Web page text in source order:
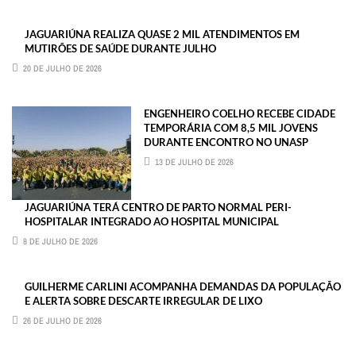
JAGUARIÚNA REALIZA QUASE 2 MIL ATENDIMENTOS EM
MUTIRÕES DE SAÚDE DURANTE JULHO
20 DE JULHO DE 2026
ENGENHEIRO COELHO RECEBE CIDADE
TEMPORÁRIA COM 8,5 MIL JOVENS
DURANTE ENCONTRO NO UNASP
13 DE JULHO DE 2026
JAGUARIÚNA TERÁ CENTRO DE PARTO NORMAL PERI-
HOSPITALAR INTEGRADO AO HOSPITAL MUNICIPAL
8 DE JULHO DE 2026
GUILHERME CARLINI ACOMPANHA DEMANDAS DA POPULAÇÃO
E ALERTA SOBRE DESCARTE IRREGULAR DE LIXO
26 DE JULHO DE 2026